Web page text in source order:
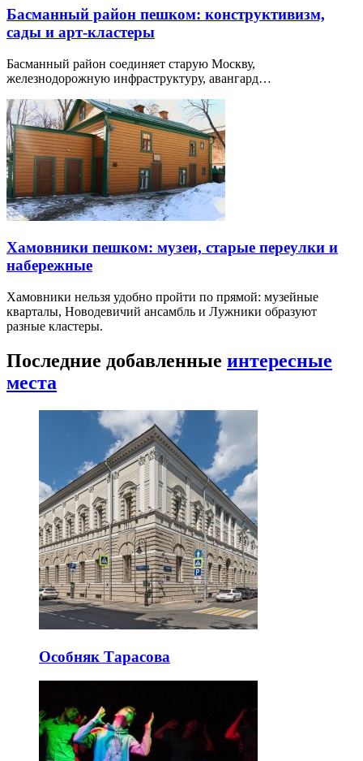
Басманный район пешком: конструктивизм,
сады и арт-кластеры
Басманный район соединяет старую Москву,
железнодорожную инфраструктуру, авангард…
Хамовники пешком: музеи, старые переулки и
набережные
Хамовники нельзя удобно пройти по прямой: музейные
кварталы, Новодевичий ансамбль и Лужники образуют
разные кластеры.
Последние добавленные интересные
места
Особняк Тарасова